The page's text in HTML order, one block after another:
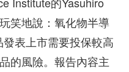
笑地說：氧化物半導
表上市需要投保較高
的風險。報告內容主